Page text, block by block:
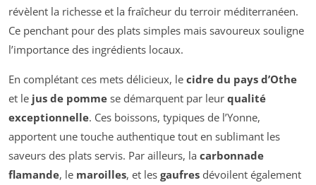
révèlent la richesse et la fraîcheur du terroir méditerranéen.
Ce penchant pour des plats simples mais savoureux souligne
l’importance des ingrédients locaux.
En complétant ces mets délicieux, le cidre du pays d’Othe
et le jus de pomme se démarquent par leur qualité
exceptionnelle. Ces boissons, typiques de l’Yonne,
apportent une touche authentique tout en sublimant les
saveurs des plats servis. Par ailleurs, la carbonnade
flamande, le maroilles, et les gaufres dévoilent également